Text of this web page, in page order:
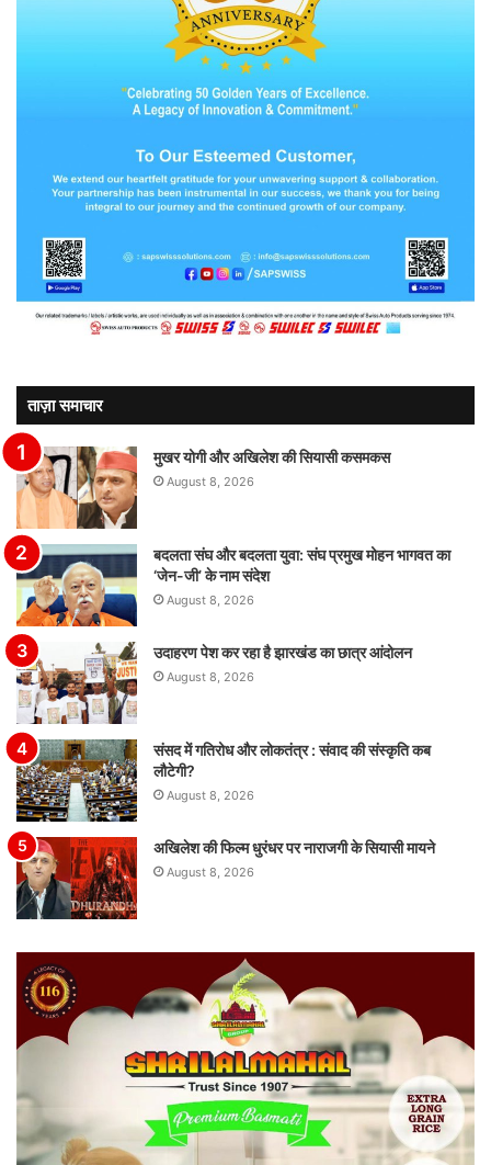
ताज़ा समाचार
मुखर योगी और अखिलेश की सियासी कसमकस
August 8, 2026
बदलता संघ और बदलता युवा: संघ प्रमुख मोहन भागवत का
‘जेन-जी’ के नाम संदेश
August 8, 2026
उदाहरण पेश कर रहा है झारखंड का छात्र आंदोलन
August 8, 2026
संसद में गतिरोध और लोकतंत्र : संवाद की संस्कृति कब
लौटेगी?
August 8, 2026
अखिलेश की फिल्म धुरंधर पर नाराजगी के सियासी मायने
August 8, 2026